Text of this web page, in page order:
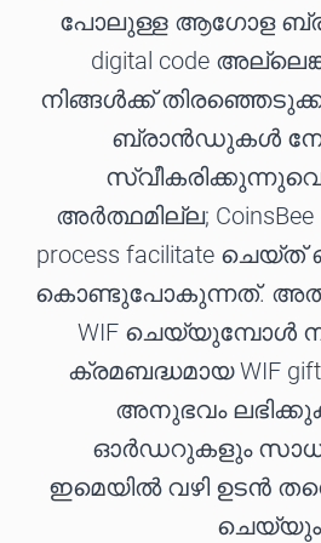
പോലുള്ള ആഗോള
digital code
നിങ്ങൾക്ക്
ബ്രാൻഡുകൾ
അർത്ഥമില്ല;
process facilitate
കൊണ്ടുപോകുന്നത്.
WIF ചെയ്യുമ്പോൾ
ക്രമബദ്ധമായ WIF gift
അനുഭവം
ഓർഡറുകളും
ഇമെയിൽ വഴി ഉടൻ